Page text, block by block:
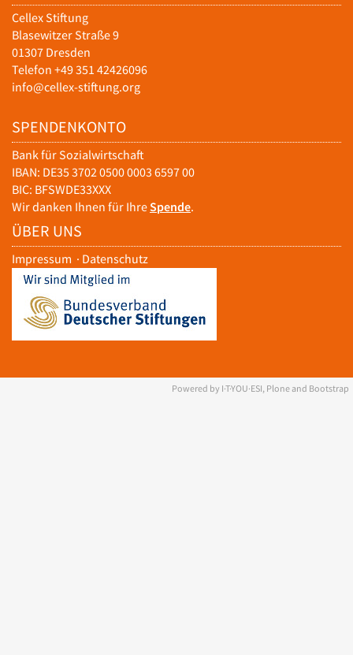
Cellex Stiftung
Blasewitzer Straße 9
01307 Dresden
Telefon +49 351 42426096
info@cellex-stiftung.org
SPENDENKONTO
Bank für Sozialwirtschaft
IBAN: DE35 3702 0500 0003 6597 00
BIC: BFSWDE33XXX
Wir danken Ihnen für IhreSpende.
ÜBER UNS
Impressum · Datenschutz
Powered by I·T·YOU·ESI, Plone and Bootstrap